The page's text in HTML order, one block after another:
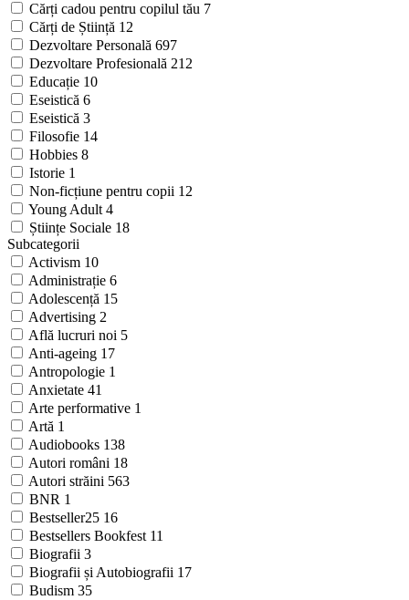
Cărți cadou pentru copilul tău 7
Cărți de Știință 12
Dezvoltare Personală 697
Dezvoltare Profesională 212
Educație 10
Eseistică 6
Eseistică 3
Filosofie 14
Hobbies 8
Istorie 1
Non-ficțiune pentru copii 12
Young Adult 4
Științe Sociale 18
Subcategorii
Activism 10
Administrație 6
Adolescență 15
Advertising 2
Află lucruri noi 5
Anti-ageing 17
Antropologie 1
Anxietate 41
Arte performative 1
Artă 1
Audiobooks 138
Autori români 18
Autori străini 563
BNR 1
Bestseller25 16
Bestsellers Bookfest 11
Biografii 3
Biografii și Autobiografii 17
Budism 35